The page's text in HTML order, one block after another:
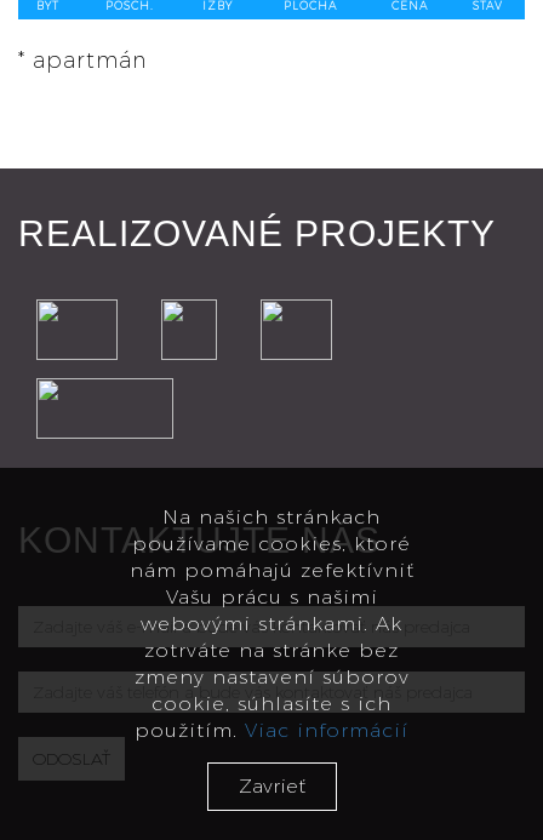
BYT POSCH. IZBY PLOCHA CENA STAV
* apartmán
REALIZOVANÉ PROJEKTY
KONTAKTUJTE NÁS
váš
váš
telefón
a
ODOSLAŤ
Na našich stránkach
používame cookies, ktoré
nám pomáhajú zefektívniť
Vašu prácu s našimi
webovými stránkami. Ak
zotrváte na stránke bez
zmeny nastavení súborov
cookie, súhlasíte s ich
použitím. Viac informácií
Zavrieť